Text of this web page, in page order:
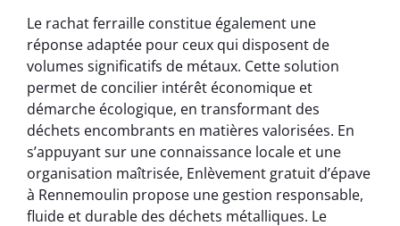
Le rachat ferraille constitue également une
réponse adaptée pour ceux qui disposent de
volumes significatifs de métaux. Cette solution
permet de concilier intérêt économique et
démarche écologique, en transformant des
déchets encombrants en matières valorisées. En
s’appuyant sur une connaissance locale et une
organisation maîtrisée, Enlèvement gratuit d’épave
à Rennemoulin propose une gestion responsable,
fluide et durable des déchets métalliques. Le